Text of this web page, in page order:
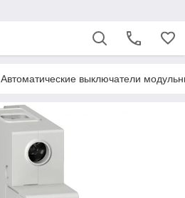
Автоматические выключатели